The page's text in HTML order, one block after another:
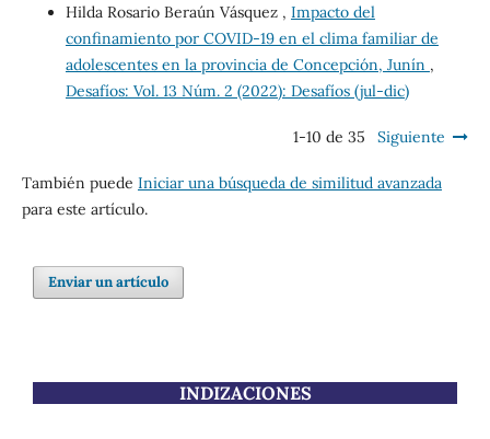
Hilda Rosario Beraún Vásquez , Impacto del
confinamiento por COVID-19 en el clima familiar de
adolescentes en la provincia de Concepción, Junín ,
Desafíos: Vol. 13 Núm. 2 (2022): Desafíos (jul-dic)
1-10 de 35 Siguiente
También puede Iniciar una búsqueda de similitud avanzada
para este artículo.
Enviar un artículo
INDIZACIONES